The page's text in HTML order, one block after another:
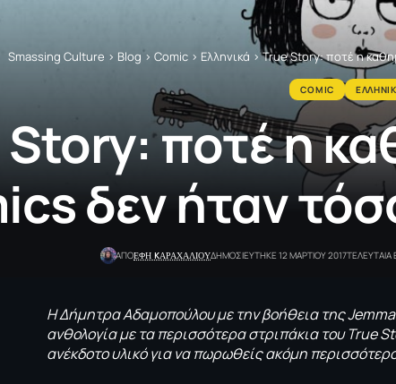
Smassing Culture > Blog > Comic > Ελληνικά >True Story: ποτέ η
COMIC
ποτέ η
δεν ήταν
ΑΠΟΕΦΗ KΑΡΑΧΑΛΙΟΥΔΗΜΟΣΙΕΥΤΗΚΕ 12 ΜΑΡΤΙΟΥ 2017ΤΕΛΕΥΤΑΙΑ
Η Δήμητρα Αδαμοπούλου με την βοήθεια τηςJemma
ανθολογία με τα περισσότερα στριπάκια τουTrue
ανέκδοτο υλικό για να πωρωθείς ακόμη